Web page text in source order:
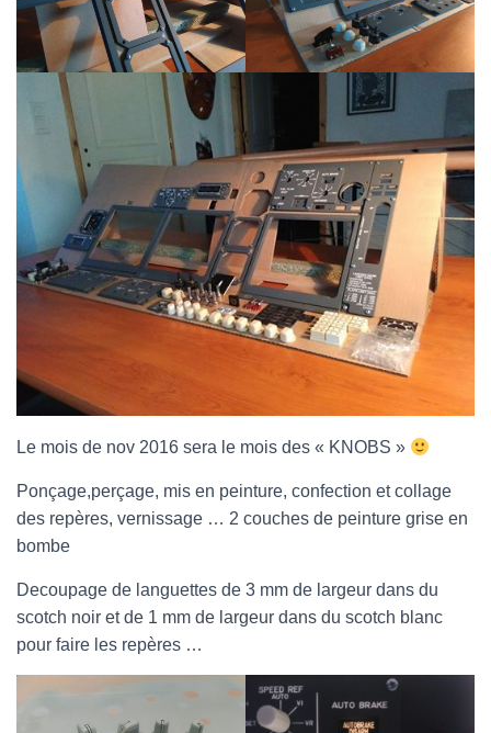
Le mois de nov 2016 sera le mois des « KNOBS »
Ponçage,perçage, mis en peinture, confection et collage
des repères, vernissage … 2 couches de peinture grise en
bombe
Decoupage de languettes de 3 mm de largeur dans du
scotch noir et de 1 mm de largeur dans du scotch blanc
pour faire les repères …